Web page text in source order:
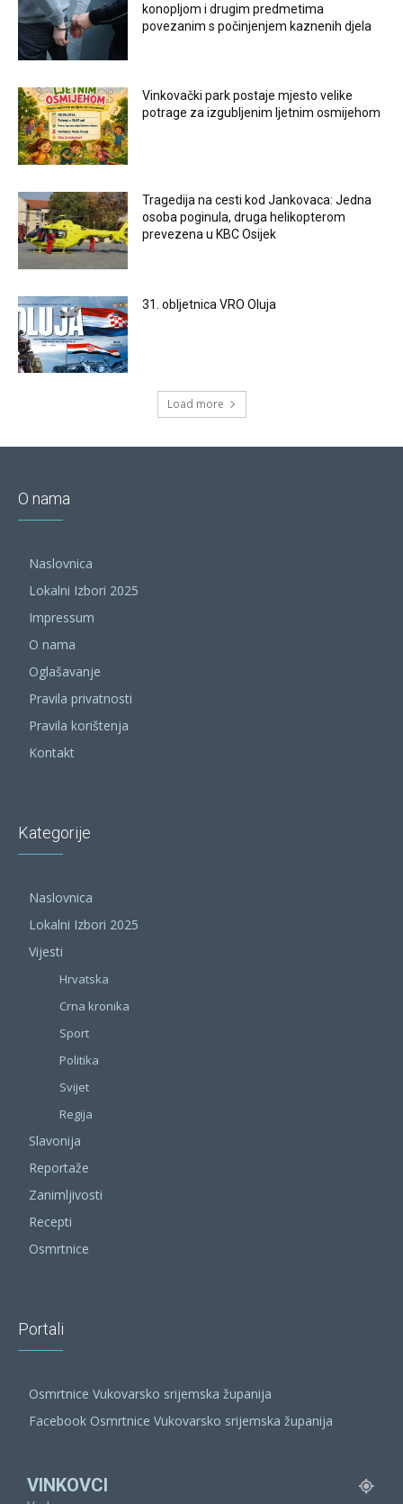
konopljom i drugim predmetima
povezanim s počinjenjem kaznenih djela
Vinkovački park postaje mjesto velike
potrage za izgubljenim ljetnim osmijehom
Tragedija na cesti kod Jankovaca: Jedna
osoba poginula, druga helikopterom
prevezena u KBC Osijek
31. obljetnica VRO Oluja
Load more
O nama
Naslovnica
Lokalni Izbori 2025
Impressum
O nama
Oglašavanje
Pravila privatnosti
Pravila korištenja
Kontakt
Kategorije
Naslovnica
Lokalni Izbori 2025
Vijesti
Hrvatska
Crna kronika
Sport
Politika
Svijet
Regija
Slavonija
Reportaže
Zanimljivosti
Recepti
Osmrtnice
Portali
Osmrtnice Vukovarsko srijemska županija
Facebook Osmrtnice Vukovarsko srijemska županija
VINKOVCI